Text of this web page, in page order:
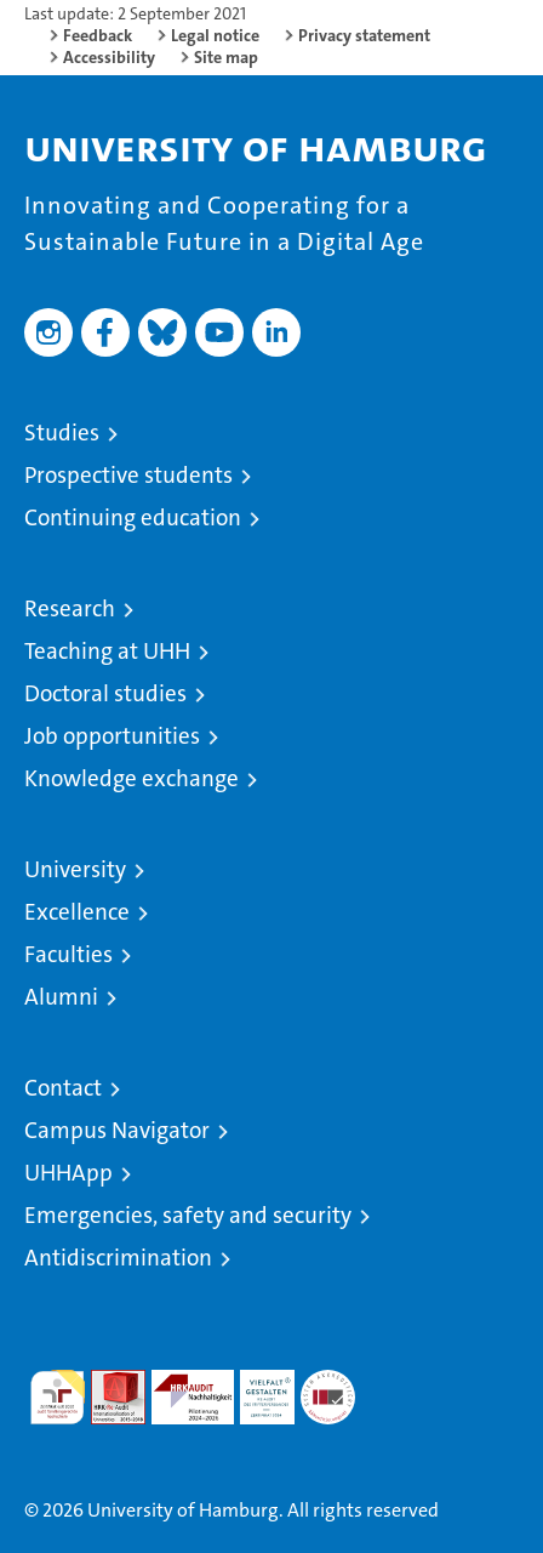
Last update: 2 September 2021
Feedback
Legal notice
Privacy statement
Accessibility
Site map
University of Hamburg
Innovating and Cooperating for a
Sustainable Future in a Digital Age
Studies
Prospective students
Continuing education
Research
Teaching at UHH
Doctoral studies
Job opportunities
Knowledge exchange
University
Excellence
Faculties
Alumni
Contact
Campus Navigator
UHHApp
Emergencies, safety and security
Antidiscrimination
© 2026 University of Hamburg. All rights reserved